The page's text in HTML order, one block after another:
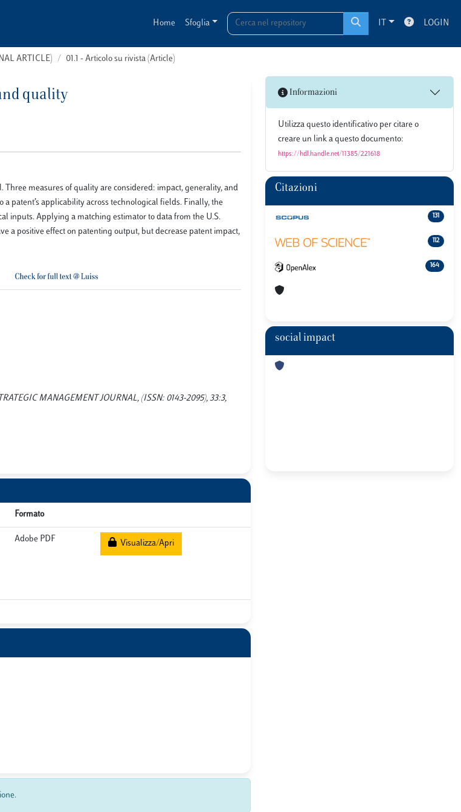
Home Sfoglia IT LOGIN
ARTICLE) 01.1 - Articolo su rivista (Article)
quality
measures of quality are considered: impact, generality, and
patent’s applicability across technological fields. Finally, the
inputs. Applying a matching estimator to data from the U.S.
a positive effect on patenting output, but decrease patent impact,
MANAGEMENT JOURNAL, (ISSN: 0143-2095), 33:3,
Formato
Adobe PDF Visualizza/Apri
Informazioni
Utilizza questo identificativo per citare o
creare un link a questo documento:
https://hdl.handle.net/11385/221618
Citazioni
131
112
164
social impact